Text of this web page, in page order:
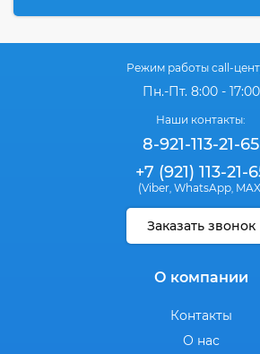
Режим работы call-
Пн.-Пт. 8:00 - 17:00
Наши контакты:
8-921-113-21-65
+7 (921) 113-21-
(Viber, WhatsApp,
Заказать звонок
О компании
Контакты
О нас